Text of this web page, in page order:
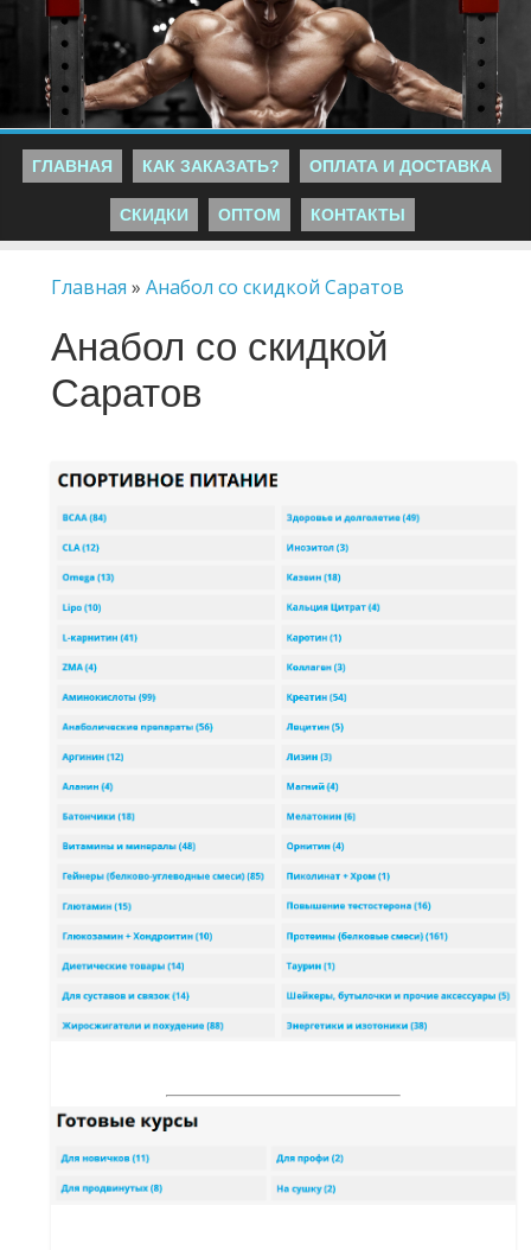
ГЛАВНАЯ КАК ЗАКАЗАТЬ? ОПЛАТА И ДОСТАВКА
СКИДКИ ОПТОМ КОНТАКТЫ
Главная »Анабол со скидкой Саратов
Анабол со скидкой
Саратов